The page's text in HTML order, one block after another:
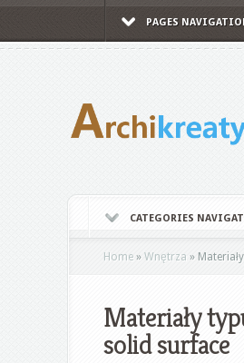
PAGES
CATEGORIES
Home » Wnętrza »
Materiały
solid surface